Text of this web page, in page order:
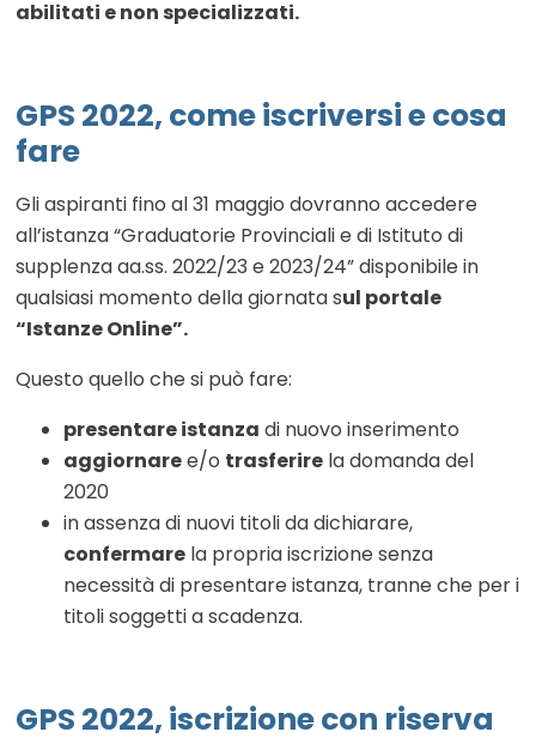
abilitati e non specializzati.
GPS 2022, come iscriversi e cosa
fare
Gli aspiranti fino al 31 maggio dovranno accedere
all’istanza“Graduatorie Provinciali e di Istituto di
supplenza aa.ss. 2022/23 e 2023/24” disponibile in
qualsiasi momento della giornata sul portale
“Istanze Online”.
Questo quello che si può fare:
presentare istanza di nuovo inserimento
aggiornaree/o trasferire la domanda del
2020
in assenza di nuovi titoli da dichiarare,
confermare la propria iscrizione senza
necessità di presentare istanza, tranne che per i
titoli soggetti a scadenza.
GPS 2022, iscrizione con riserva